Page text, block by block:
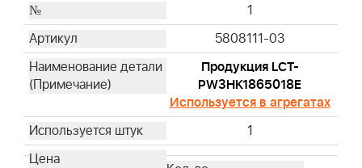
1
5808111-03
Продукция LCT-
PW3HK1865018E
Используется в агрегатах
1